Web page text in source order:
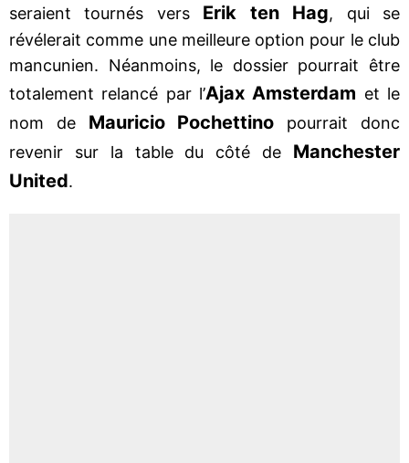
seraient tournés vers Erik ten Hag, qui se
révélerait comme une meilleure option pour le club
mancunien. Néanmoins, le dossier pourrait être
totalement relancé par l’Ajax Amsterdam et le
nom de Mauricio Pochettino pourrait donc
revenir sur la table du côté de Manchester
United.